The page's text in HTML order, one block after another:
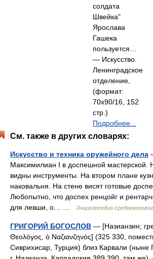
солдата
Швейка"
Ярослава
Гашека
пользуется…
— Искусство.
Ленинградское
отделение,
(формат:
70x90/16, 152
стр.)
Подробнее...
См. также в других словарях:
Искусство и техника оружейного дела
Максимилиан I в доспешной мастерской.
видны инструменты. На втором плане
наковальня. На стене висят готовые
Любопытно, что доспех ренцойг и
для левши, о… …
Энциклопедия
ГРИГОРИЙ БОГОСЛОВ — [Назианзин;
Θεολόγος, ὁ Ναζιανζηνός] (325 330,
Сиврихисар, Турция) близ Карвали (ныне